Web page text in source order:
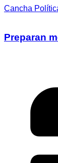
Cancha
Preparan